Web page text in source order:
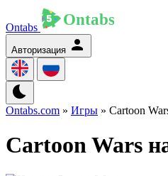
Ontabs
Авторизация
Ontabs.com » Игры » Cartoon
Cartoon Wars